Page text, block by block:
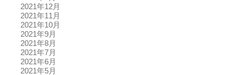
2021年12月
2021年11月
2021年10月
2021年9月
2021年8月
2021年7月
2021年6月
2021年5月